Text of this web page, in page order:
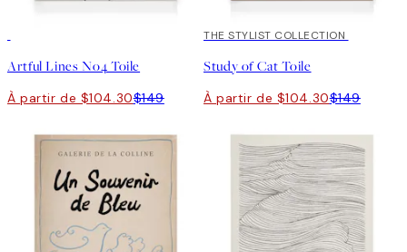
Artful Lines No4 Toile
À partir de $104.30$149
30%*
THE STYLIST COLLECTION
Study of Cat Toile
À partir de $104.30$149